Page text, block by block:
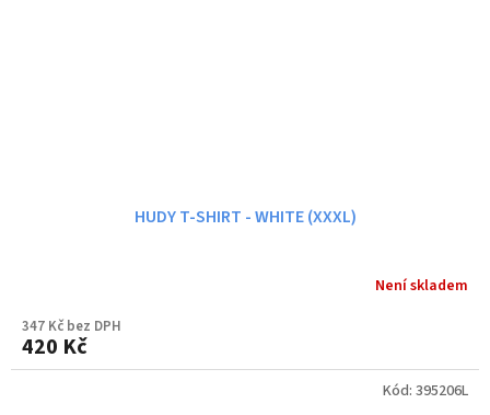
HUDY T-SHIRT - WHITE (XXXL)
Není skladem
347 Kč bez DPH
420 Kč
Kód: 395206L